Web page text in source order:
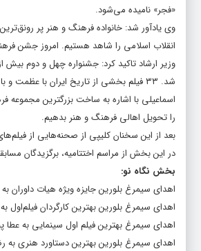
«فجر» نامیده می‌شود.
انقلاب اسلامی را شاهد هستیم. امروز جشن
وزیر ارشاد تاکید کرد: جشنواره چهل و دوم بیش
شد. ۳۳ فیلم بخشی از تاریخ ایران با عظمت و با شکوه را به تصویر کشیدند.
اسماعیلی با اشاره به ساخت بزرگترین مجموعه
را تحویل اهالی فرهنگ و هنر بدهیم.
بعد از این سخنان کلیپی از صحنه‌هایی از
در این بخش از مراسم اختتامیه، برگزیدگان
بخش نگاه نو:
اهدای سیمرغ بلورین جایزه ویژه هیات داوران به
اهدای سیمرغ بلورین بهترین کارگردان فیلم‌اول
اهدای سیمرغ بهترین فیلم اول سینمایی به عطا
اهدای سیمرغ بلورین بهترین دستاورد هنری به